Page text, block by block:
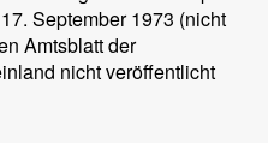
September 1973 (nicht
Amtsblatt der
nicht veröffentlicht